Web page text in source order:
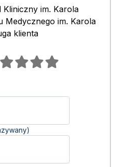
Kliniczny im. Karola
Medycznego im. Karola
klienta